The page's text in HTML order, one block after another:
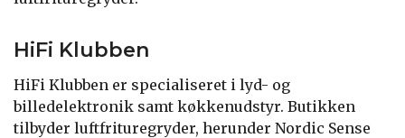
HiFi Klubben
HiFi Klubben er specialiseret i lyd- og
billedelektronik samt køkkenudstyr. Butikken
tilbyder luftfrituregryder, herunder Nordic Sense